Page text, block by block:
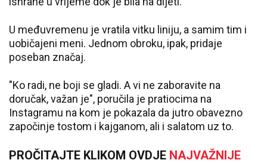
U međuvremenu je vratila vitku liniju, a samim tim i
uobičajeni meni. Jednom obroku, ipak, pridaje
poseban značaj.
"Ko radi, ne boji se gladi. A vi ne zaboravite na
doručak, važan je", poručila je pratiocima na
Instagramu na kom je pokazala da jutro obavezno
započinje tostom i kajganom, ali i salatom uz to.
PROČITAJTE KLIKOM OVDJE NAJVAŽNIJE